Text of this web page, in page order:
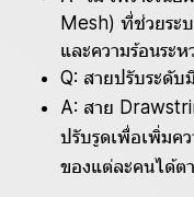
Mesh) ที่ช่วยระ
และความร้อนระห
Q: สายปรับระดั
A: สาย
ปรับรูดเพื่อเพิ่มค
ของแต่ละคนได้ต